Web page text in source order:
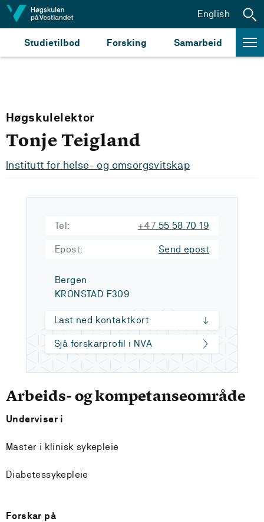
Hopp til innhald
Studietilbod Forsking Samarbeid
English
Høgskulelektor
Tonje Teigland
Institutt for helse- og omsorgsvitskap
Tel: +47 55 58 70 19
Epost: Send epost
Bergen
KRONSTAD F309
Last ned kontaktkort
Sjå forskarprofil i NVA
Arbeids- og kompetanseområde
Underviser i
Master i klinisk sykepleie
Diabetessykepleie
Forskar på